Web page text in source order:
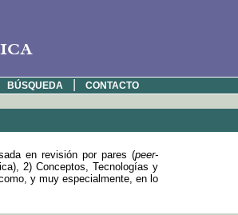
BÚSQUEDA CONTACTO
en revisión por pares (peer-
2) Conceptos, Tecnologías y
y muy especialmente, en lo